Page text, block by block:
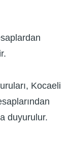
Kocaeli
duyurulur.